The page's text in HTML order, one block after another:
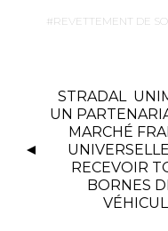
REVETTEMENT DE
STRADAL
UN
MARCHÉ
RECEVOIR
BORNES